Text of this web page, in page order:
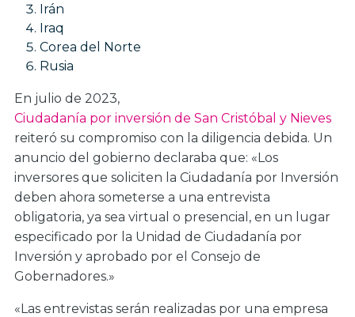
Irán
Iraq
Corea del Norte
Rusia
En julio de 2023,
Ciudadanía por inversión de San Cristóbal y Nieves
reiteró su compromiso con la diligencia debida. Un
anuncio del gobierno declaraba que: «Los
inversores que soliciten la Ciudadanía por Inversión
deben ahora someterse a una entrevista
obligatoria, ya sea virtual o presencial, en un lugar
especificado por la Unidad de Ciudadanía por
Inversión y aprobado por el Consejo de
Gobernadores.»
«Las entrevistas serán realizadas por una empresa